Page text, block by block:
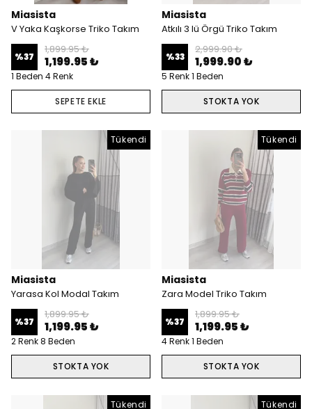
Miasista
V Yaka Kaşkorse Triko Takım
%37
1,899.95 ₺
1,199.95 ₺
1 Beden 4 Renk
SEPETE EKLE
Miasista
Atkılı 3 lü Örgü Triko Takım
%33
2,999.90 ₺
1,999.90 ₺
5 Renk 1 Beden
STOKTA YOK
Tükendi
Miasista
Yarasa Kol Modal Takım
%37
1,899.95 ₺
1,199.95 ₺
2 Renk 8 Beden
STOKTA YOK
Tükendi
Miasista
Zara Model Triko Takım
%37
1,899.95 ₺
1,199.95 ₺
4 Renk 1 Beden
STOKTA YOK
Tükendi Tükendi